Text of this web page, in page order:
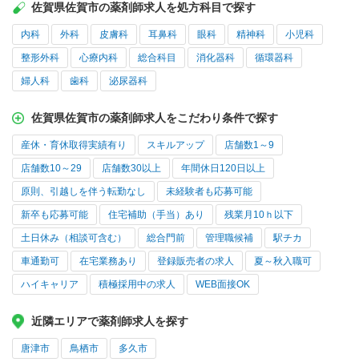
佐賀県佐賀市の薬剤師求人を処方科目で探す
内科 外科 皮膚科 耳鼻科 眼科 精神科 小児科
整形外科 心療内科 総合科目 消化器科 循環器科
婦人科 歯科 泌尿器科
佐賀県佐賀市の薬剤師求人をこだわり条件で探す
産休・育休取得実績有り スキルアップ 店舗数1～9
店舗数10～29 店舗数30以上 年間休日120日以上
原則、引越しを伴う転勤なし 未経験者も応募可能
新卒も応募可能 住宅補助（手当）あり 残業月10ｈ以下
土日休み（相談可含む） 総合門前 管理職候補 駅チカ
車通勤可 在宅業務あり 登録販売者の求人 夏～秋入職可
ハイキャリア 積極採用中の求人 WEB面接OK
近隣エリアで薬剤師求人を探す
唐津市 鳥栖市 多久市